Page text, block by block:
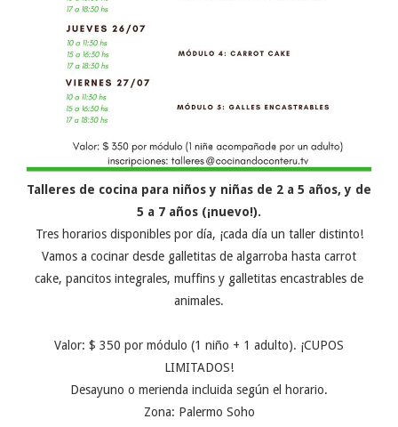
Talleres de cocina para niños y niñas de 2 a 5 años, y de
5 a 7 años (¡nuevo!).
Tres horarios disponibles por día, ¡cada día un taller distinto!
Vamos a cocinar desde galletitas de algarroba hasta carrot
cake, pancitos integrales, muffins y galletitas encastrables de
animales.
Valor: $ 350 por módulo (1 niño + 1 adulto). ¡CUPOS
LIMITADOS!
Desayuno o merienda incluida según el horario.
Zona: Palermo Soho